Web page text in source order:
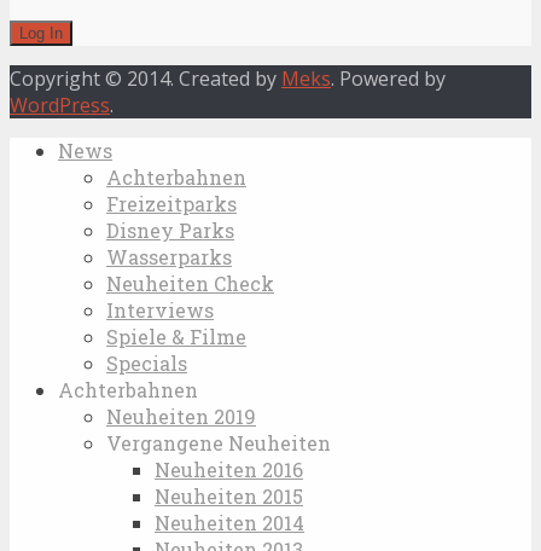
Copyright © 2014. Created by Meks. Powered by
WordPress.
News
Achterbahnen
Freizeitparks
Disney Parks
Wasserparks
Neuheiten Check
Interviews
Spiele & Filme
Specials
Achterbahnen
Neuheiten 2019
Vergangene Neuheiten
Neuheiten 2016
Neuheiten 2015
Neuheiten 2014